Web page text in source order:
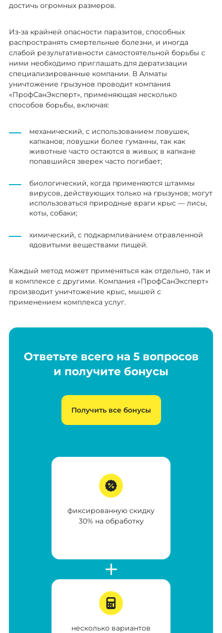
достичь огромных размеров.
Из-за крайней опасности паразитов, способных
распространять смертельные болезни, и иногда
слабой результативности самостоятельной борьбы с
ними необходимо приглашать для дератизации
специализированные компании. В Алматы
уничтожение грызунов проводит компания
«ПрофСанЭксперт», применяющая несколько
способов борьбы, включая:
механический, с использованием ловушек,
капканов; ловушки более гуманны, так как
животные часто остаются в живых; в капкане
попавшийся зверек часто погибает;
биологический, когда применяются штаммы
вирусов, действующих только на грызунов; могут
использоваться природные враги крыс — лисы,
коты, собаки;
химический, с подкармливанием отравленной
ядовитыми веществами пищей.
Каждый метод может применяться как отдельно, так и
в комплексе с другими. Компания «ПрофСанЭксперт»
производит уничтожение крыс, мышей с
применением комплекса услуг.
Ответьте всего на 5 вопросов
и получите бонусы
Получить все бонусы
фиксированную скидку
30% на обработку
несколько вариантов